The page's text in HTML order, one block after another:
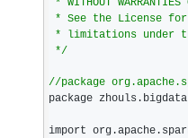
*/
//package
package
import
迁移与运维管理
专有云